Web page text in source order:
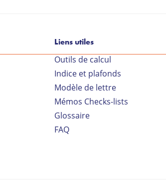
Liens utiles
Outils de calcul
Indice et plafonds
Modèle de lettre
Mémos Checks-lists
Glossaire
FAQ